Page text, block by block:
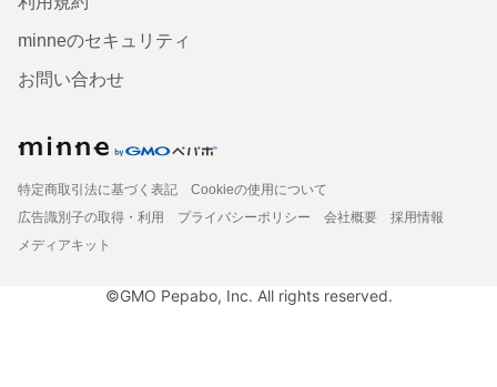
minneのセキュリティ
お問い合わせ
特定商取引法に基づく表記
Cookieの使用について
広告識別子の取得・利用
プライバシーポリシー 会社概要
採用情報
メディアキット
©GMO Pepabo, Inc. All rights reserved.